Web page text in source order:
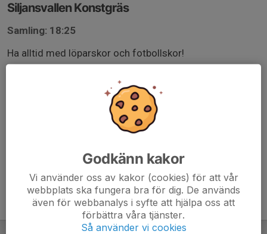
Siljansvallen Konstgräs
Samling: 18:25
Ha alltid med löparskor och fotbollskor!
Godkänn kakor
Vi använder oss av kakor (cookies) för att vår
webbplats ska fungera bra för dig. De används
även för webbanalys i syfte att hjälpa oss att
förbättra våra tjänster.
Så använder vi cookies